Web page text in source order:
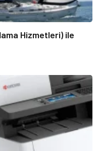
Hizmetleri) ile